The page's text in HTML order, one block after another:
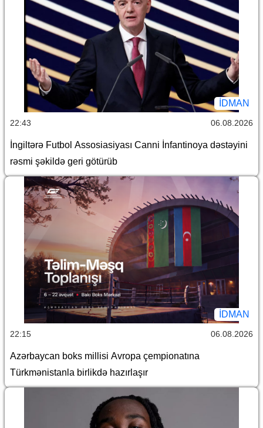
İDMAN
22:43 06.08.2026
İngiltərə Futbol Assosiasiyası Canni İnfantinoya dəstəyini
rəsmi şəkildə geri götürüb
İDMAN
22:15 06.08.2026
Azərbaycan boks millisi Avropa çempionatına
Türkmənistanla birlikdə hazırlaşır